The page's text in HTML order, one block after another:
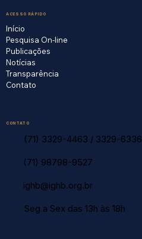
ACESSO RÁPIDO
Início
Pesquisa On-line
Publicações
Notícias
Transparência
Contato
CONTATO
(71) 3329-4463 / 3329-6336
(71) 98798-9527
ighb@ighb.org.br
Seg a Sex das 13h às 18h